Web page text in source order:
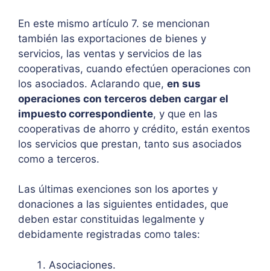
En este mismo artículo 7. se mencionan
también las exportaciones de bienes y
servicios, las ventas y servicios de las
cooperativas, cuando efectúen operaciones con
los asociados. Aclarando que, en sus
operaciones con terceros deben cargar el
impuesto correspondiente, y que en las
cooperativas de ahorro y crédito, están exentos
los servicios que prestan, tanto sus asociados
como a terceros.
Las últimas exenciones son los aportes y
donaciones a las siguientes entidades, que
deben estar constituidas legalmente y
debidamente registradas como tales:
Asociaciones.